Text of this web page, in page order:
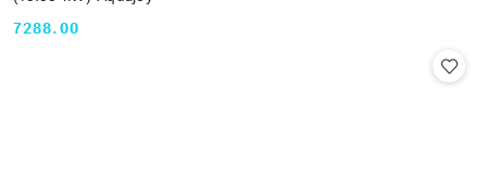
Cena:
7288.00